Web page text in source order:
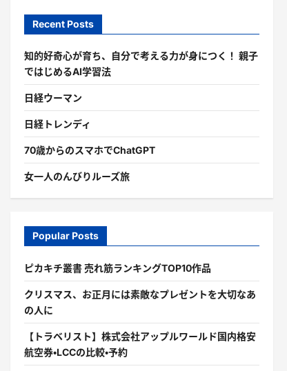
Recent Posts
知的好奇心が育ち、自分で考える力が身につく！ 親子
ではじめるAI学習法
日経ウーマン
日経トレンディ
70歳からのスマホでChatGPT
女一人のんびりルーズ旅
Popular Posts
ピカキチ叢書 売れ筋ランキングTOP10作品
クリスマス、お正月には素敵なプレゼントを大切なあ
の人に
【トラベリスト】株式会社アップルワールド国内格安
航空券・LCCの比較・予約